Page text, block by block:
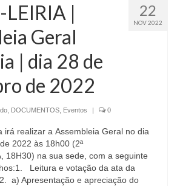
22
NOV 2022
LEIRIA |
Geral
| dia 28 de
de 2022
DOCUMENTOS Eventos | 0
irá realizar a Assembleia Geral no dia
2022 às 18h00 (2ª
18H30) na sua sede, com a seguinte
Leitura e votação da ata da
a) Apresentação e apreciação do